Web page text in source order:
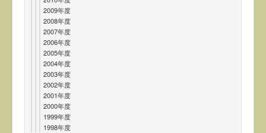
2009年度
2008年度
2007年度
2006年度
2005年度
2004年度
2003年度
2002年度
2001年度
2000年度
1999年度
1998年度